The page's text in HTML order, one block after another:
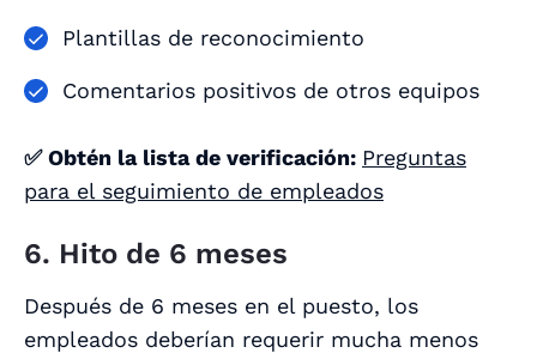
Plantillas de reconocimiento
Comentarios positivos de otros equipos
✅ Obtén la lista de verificación: Preguntas
para el seguimiento de empleados
6. Hito de 6 meses
Después de 6 meses en el puesto, los
empleados deberían requerir mucha menos